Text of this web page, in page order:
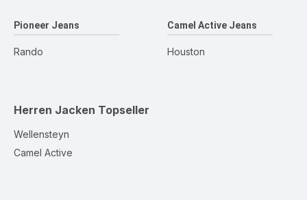
Pioneer Jeans
Rando
Camel Active Jeans
Houston
Herren Jacken Topseller
Wellensteyn
Camel Active